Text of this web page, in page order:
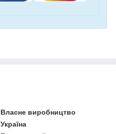
Власне виробництво
Україна